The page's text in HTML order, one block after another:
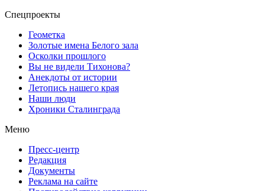
Спецпроекты
Геометка
Золотые имена Белого зала
Осколки прошлого
Вы не видели Тихонова?
Анекдоты от истории
Летопись нашего края
Наши люди
Хроники Сталинграда
Меню
Пресс-центр
Редакция
Документы
Реклама на сайте